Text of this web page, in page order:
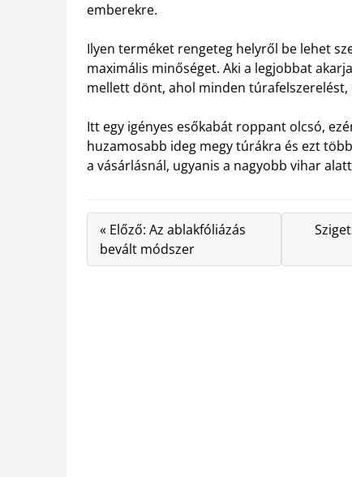
emberekre.
Ilyen terméket rengeteg helyről be lehet
maximális minőséget. Aki a legjobbat
mellett dönt, ahol minden
Itt egy igényes esőkabát roppant olcsó,
huzamosabb ideg megy túrákra és ezt
a vásárlásnál, ugyanis a nagyobb vihar
« Előző: Az ablakfóliázás
bevált módszer